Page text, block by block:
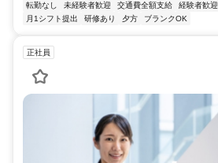
転勤なし
未経験者歓迎 交通費全額支給 経験者歓迎
月1シフト提出
研修あり 夕方 ブランクOK
正社員